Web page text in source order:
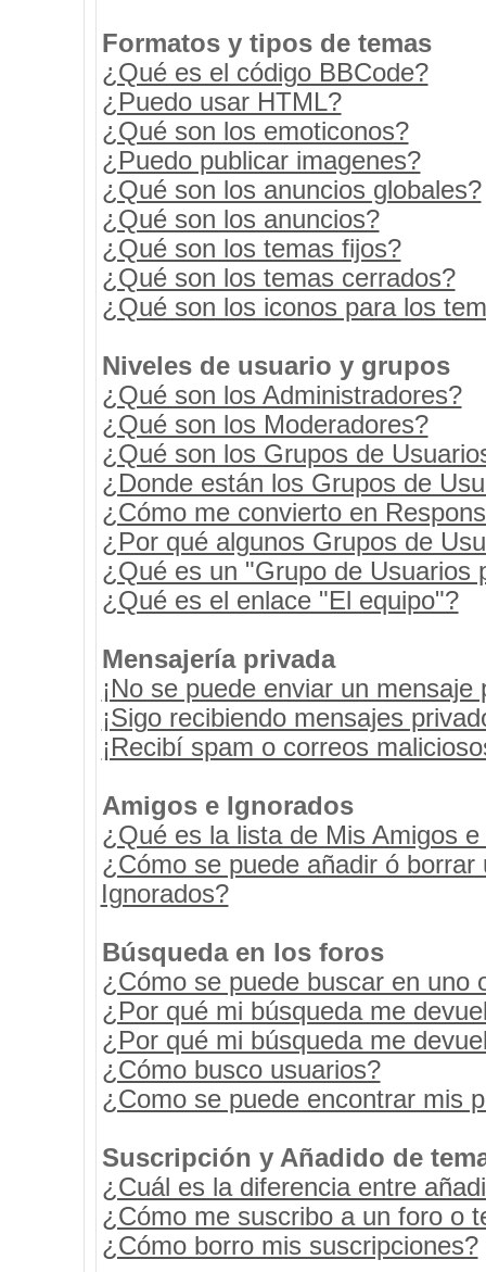
Formatos y tipos de temas
¿Qué es el código BBCode?
¿Puedo usar HTML?
¿Qué son los emoticonos?
¿Puedo publicar imagenes?
¿Qué son los anuncios globales?
¿Qué son los anuncios?
¿Qué son los temas fijos?
¿Qué son los temas cerrados?
¿Qué son los iconos para los
Niveles de usuario y grupos
¿Qué son los Administradores?
¿Qué son los Moderadores?
¿Qué son los Grupos de
¿Donde están los Grupos de
¿Cómo me convierto en
¿Por qué algunos Grupos de
¿Qué es un "Grupo de Usuarios
¿Qué es el enlace "El equipo"?
Mensajería privada
¡No se puede enviar un mensaje
¡Sigo recibiendo mensajes
¡Recibí spam o correos
Amigos e Ignorados
¿Qué es la lista de Mis Amigos
¿Cómo se puede añadir ó
Ignorados?
Búsqueda en los foros
¿Cómo se puede buscar en uno
¿Por qué mi búsqueda me
¿Por qué mi búsqueda me
¿Cómo busco usuarios?
¿Como se puede encontrar mis
Suscripción y Añadido de
¿Cuál es la diferencia entre
¿Cómo me suscribo a un foro o
¿Cómo borro mis suscripciones?